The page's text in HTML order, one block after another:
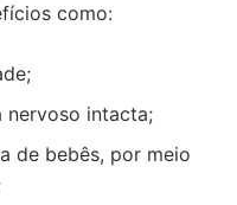
como:
nervoso intacta;
de bebês, por meio